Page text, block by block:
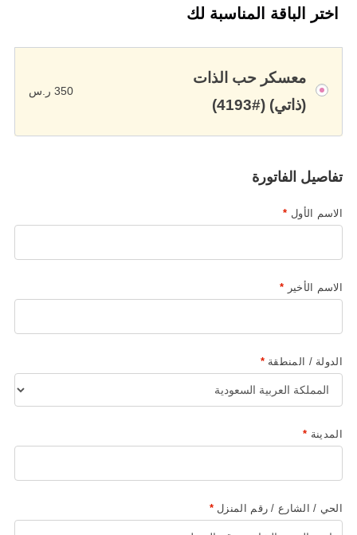
اختر الباقة المناسبة لك
معسكر حب الذات
(ذاتي) (#4193)
350 ر.س
تفاصيل الفاتورة
الاسم الأول *
الاسم الأخير *
الدولة / المنطقة*
المدينة *
الحي / الشارع / رقم المنزل*